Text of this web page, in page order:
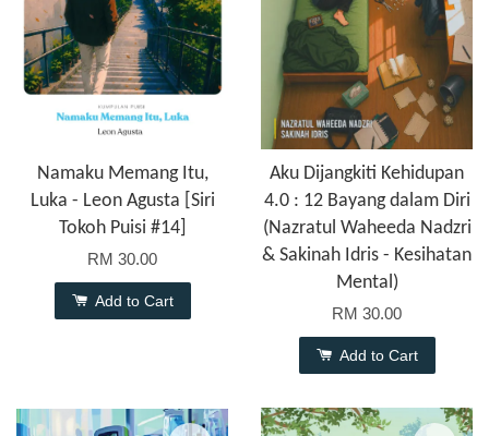
Namaku Memang Itu,
Luka - Leon Agusta [Siri
Tokoh Puisi #14]
RM 30.00
Add to Cart
Aku Dijangkiti Kehidupan
4.0 : 12 Bayang dalam Diri
(Nazratul Waheeda Nadzri
& Sakinah Idris - Kesihatan
Mental)
RM 30.00
Add to Cart